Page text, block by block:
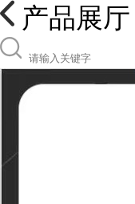
产品展厅